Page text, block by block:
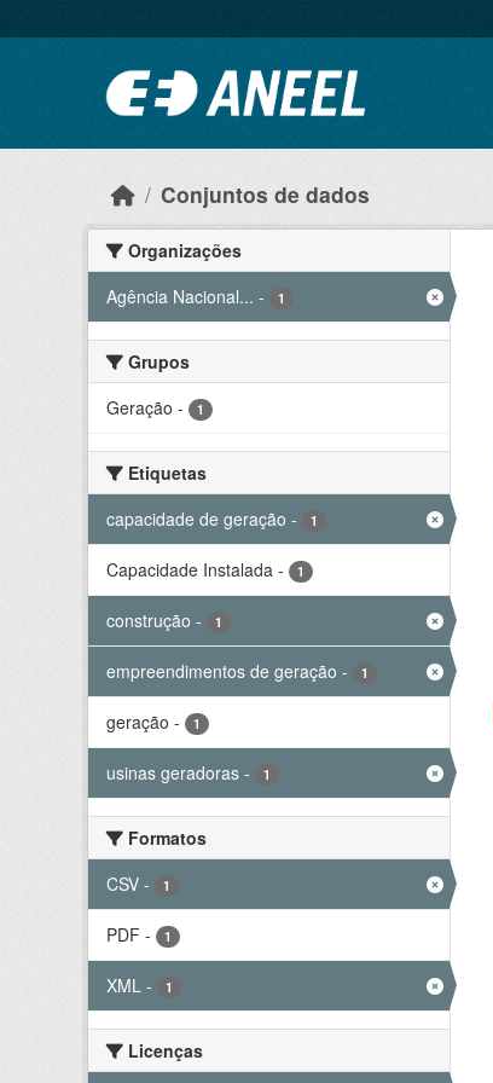
Conjuntos de dados
Organizações
Agência Nacional... - 1
Grupos
Geração - 1
Etiquetas
capacidade de geração - 1
Capacidade Instalada - 1
construção - 1
empreendimentos de geração - 1
geração - 1
usinas geradoras - 1
Formatos
CSV - 1
PDF - 1
XML - 1
Licenças